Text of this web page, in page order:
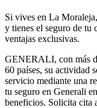
Si vives en La Moraleja,
y tienes el seguro de tu
ventajas exclusivas.
GENERALI, con más
60 países, su actividad
servicio mediante una
tu seguro en Generali
beneficios. Solicita cita